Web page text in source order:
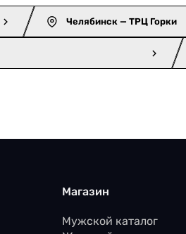
Челябинск — ТРЦ Горки
Магазин
Мужской каталог